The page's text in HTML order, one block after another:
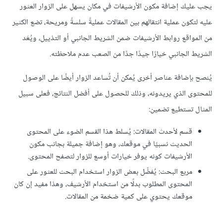
يجب عليك إضافة مكون الأرشيفات في مكان يسهل على الزوار العثور
عليه لتكون عملية انتقالهم بين المقالات عمليةً سلسةً ومريحة، تضع الكثير
من المواقع روابط الأرشيفات ضمن الشريط الجانبي أو التذييل، ويُعَد
الشريط الجانبي خيارًا جيدًا جدًا من الصعب عدم ملاحظته.
يُنصح بإضافة عناصر أخرى يُمكن أن تُساعد الزوار أيضًا على الوصول
للمحتوى الذي يريدونه، وذلك للحصول على أفضل النتائج، فعلى سبيل
المثال تستطيع تضمين:
قسم لأحدث المقالات: يُسلط هذا القسم الضوء على المحتوى
الحديث نسبيًا في موقعك، وهو إضافة جميلة بجانب مكون
الأرشيفات كونه يوفر خيارات أوسع للزوار لتصفح المحتوى.
مربع البحث: يُفضِّل بعض الزوار استخدام البحث للعثور على
المحتوى المطلوب بدلًا من استخدام الأرشيف، وهذا مفيد إن كان
موقعك يحتوي على كمية ضخمة من المقالات.